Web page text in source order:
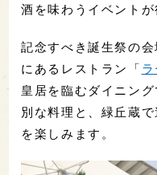
酒を味わうイベントが
記念すべき誕生祭の
にあるレストラン「
皇居を臨むダイニン
別な料理と、緑丘蔵
を楽しみます。